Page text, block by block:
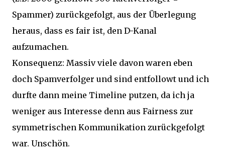
Spammer) zurückgefolgt, aus der Überlegung
heraus, dass es fair ist, den D-Kanal
aufzumachen.
Konsequenz: Massiv viele davon waren eben
doch Spamverfolger und sind entfollowt und ich
durfte dann meine Timeline putzen, da ich ja
weniger aus Interesse denn aus Fairness zur
symmetrischen Kommunikation zurückgefolgt
war. Unschön.